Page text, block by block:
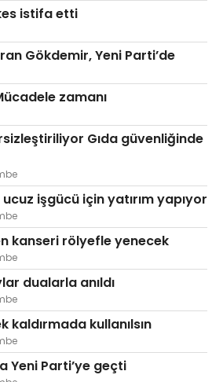
istifa etti
Gökdemir, Yeni Parti’de
zamanı
Gıda güvenliğinde
işgücü için yatırım yapıyor
kanseri rölyefle yenecek
dualarla anıldı
kaldırmada kullanılsın
Yeni Parti’ye geçti